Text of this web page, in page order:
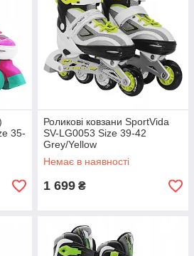
35-
Роликові ковзани SportVida
SV-LG0053 Size 39-42
Grey/Yellow
Немає в наявності
1 699 ₴